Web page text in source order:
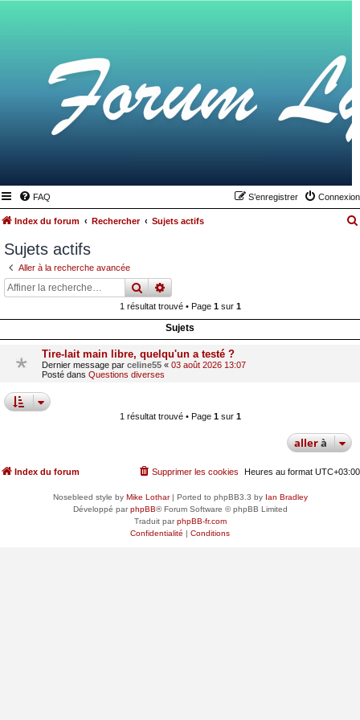
FAQ Connexion
S’enregistrer
Index du forum Rechercher Sujets actifs
Sujets actifs
Aller à la recherche avancée
rechercher
recherche
1 résultat trouvé • Page 1sur 1
Sujets
Tire-lait main libre, quelqu'un a testé ?
Dernier message par celine55 « 03 août 2026 13:07
Posté dans Questions diverses
1 résultat trouvé • Page 1sur 1
allerà
Index du forum Heures au format UTC+03:00
Supprimer les cookies
Nosebleed style by Mike Lothar| Ported to phpBB3.3 by Ian Bradley
Développé parphpBB® Forum Software © phpBB Limited
Traduit parphpBB-fr.com
Confidentialité | Conditions